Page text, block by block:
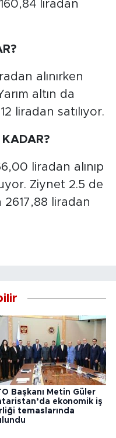
liradan
alınırken
altın da
liradan satılıyor.
liradan alınıp
Ziynet 2.5 de
2617,88 liradan
Başkanı Metin Güler
ekonomik iş
temaslarında